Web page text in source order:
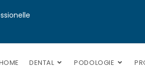
DENTAL PODOLOGIE